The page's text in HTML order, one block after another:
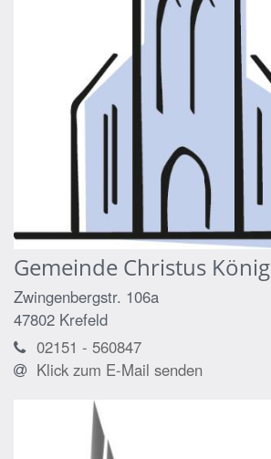
Gemeinde Christus König
Zwingenbergstr. 106a
47802 Krefeld
02151 - 560847
Klick zum E-Mail senden